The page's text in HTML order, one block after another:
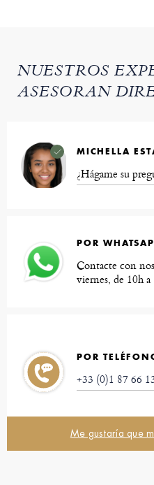
NUESTROS
ASESORAN
MICHELLA
¿Hágame su
POR
Contacte con
viernes, de 10h
POR
+33 (0)1 87 66
Me gustaría que